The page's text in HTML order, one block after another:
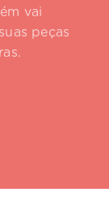
vai
peças